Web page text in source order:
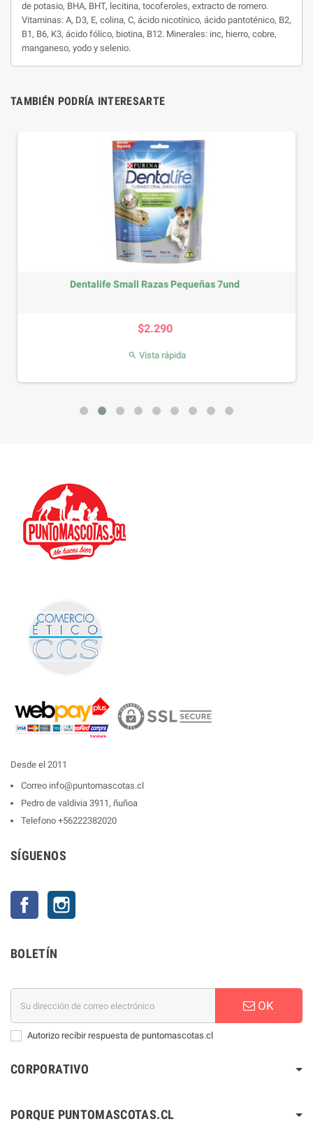
de potasio, BHA, BHT, lecitina, tocoferoles, extracto de romero.
Vitaminas: A, D3, E, colina, C, ácido nicotínico, ácido pantoténico, B2,
B1, B6, K3, ácido fólico, biotina, B12. Minerales: inc, hierro, cobre,
manganeso, yodo y selenio.
TAMBIÉN PODRÍA INTERESARTE
Dentalife Small Razas Pequeñas 7und
$2.290
 Vista rápida
Desde el 2011
Correo info@puntomascotas.cl
Pedro de valdivia 3911, ñuñoa
Telefono +56222382020
SÍGUENOS
Facebook
BOLETÍN
OK
Autorizo recibir respuesta de puntomascotas.cl
CORPORATIVO
PORQUE PUNTOMASCOTAS.CL